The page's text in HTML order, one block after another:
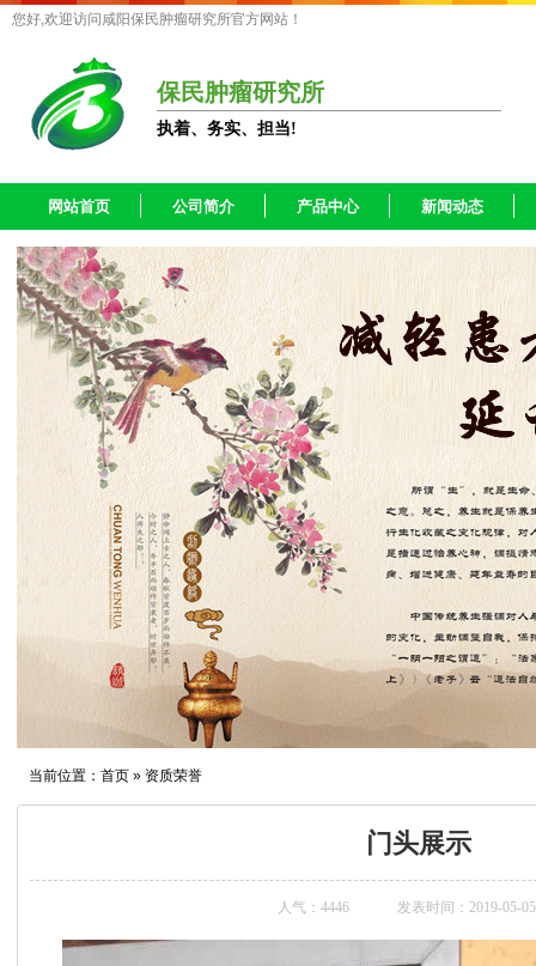
您好,欢迎访问咸阳保民肿瘤研究所官方网站！
保民肿瘤研究所
执着、务实、担当!
网站首页 公司简介 产品中心 新闻动态
当前位置： 首页 » 资质荣誉
门头展示
人气： 4446 发表时间：2019-05-05